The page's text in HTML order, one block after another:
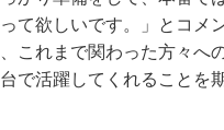
て欲しいです。」とコメ
これまで関わった方々へ
で活躍してくれることを